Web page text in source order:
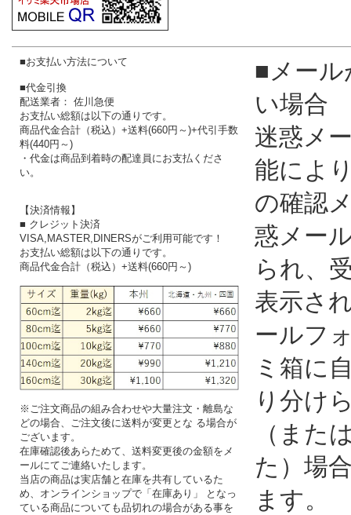
■お支払い方法について
■代金引換
配送業者： 佐川急便
お支払い総額は以下の通りです。
商品代金合計（税込）+送料(660円～)+代引手数
料(440円～)
・代金は商品到着時の配達員にお支払くださ
い。
【決済情報】
■ クレジット決済
VISA,MASTER,DINERSがご利用可能です！
お支払い総額は以下の通りです。
商品代金合計（税込）+送料(660円～)
※ご注文商品の組み合わせや大量注文・離島な
どの場合、ご注文後に送料が変更とな る場合が
ございます。
在庫確認後あらためて、送料変更後の金額をメ
ールにてご連絡いたします。
当店の商品は実店舗と在庫を共有しているた
め、オンラインショップで「在庫あり」 となっ
ている商品についても品切れの場合がある事を
■メール
い場合
迷惑メ
能によ
の確認
惑メー
られ、
表示さ
ールフ
ミ箱に
り分け
（また
た）場
ます。